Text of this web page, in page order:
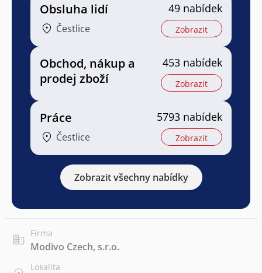
Obsluha lidí
Čestlice
49 nabídek
Zobrazit
Obchod, nákup a
prodej zboží
453 nabídek
Zobrazit
Práce
Čestlice
5793 nabídek
Zobrazit
Zobrazit všechny nabídky
Firma
Modivo Czech, s.r.o.
Lokalita